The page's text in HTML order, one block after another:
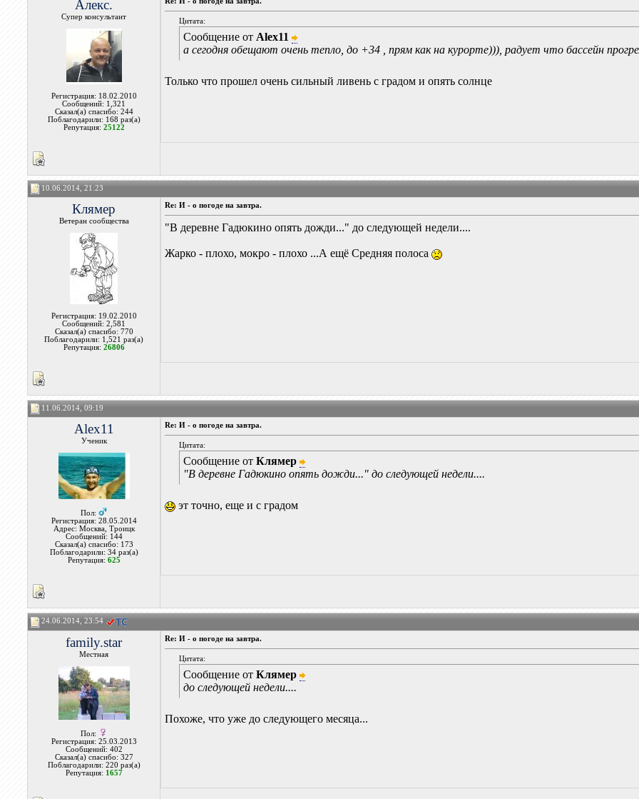
Алекс.
Супер консультант
Регистрация: 18.02.2010
Сообщений: 1,321
Сказал(а) спасибо: 244
Поблагодарили: 168 раз(а)
Репутация: 25122
Цитата:
Сообщение от Alex11
а сегодня обещают очень тепло, до +34 , прям как на курорте))), радует что бассейн
Только что прошел очень сильный ливень с градом и опять солнце
10.06.2014, 21:23
Клямер
Ветеран сообщества
Регистрация: 19.02.2010
Сообщений: 2,581
Сказал(а) спасибо: 770
Поблагодарили: 1,521 раз(а)
Репутация: 26806
Re: И - о погоде на завтра.
"В деревне Гадюкино опять дожди..." до следующей недели....
Жарко - плохо, мокро - плохо ...А ещё Средняя полоса
11.06.2014, 09:19
Alex11
Ученик
Пол:
Регистрация: 28.05.2014
Адрес: Москва, Троицк
Сообщений: 144
Сказал(а) спасибо: 173
Поблагодарили: 34 раз(а)
Репутация: 625
Re: И - о погоде на завтра.
Цитата:
Сообщение отКлямер
"В деревне Гадюкино опять дожди..." до следующей недели....
эт точно, еще и с градом
24.06.2014, 23:54
family.star
Местная
Пол:
Регистрация: 25.03.2013
Сообщений: 402
Сказал(а) спасибо: 327
Поблагодарили: 220 раз(а)
Репутация: 1657
Re: И - о погоде на завтра.
Цитата:
Сообщение отКлямер
до следующей недели....
Похоже, что уже до следующего месяца...